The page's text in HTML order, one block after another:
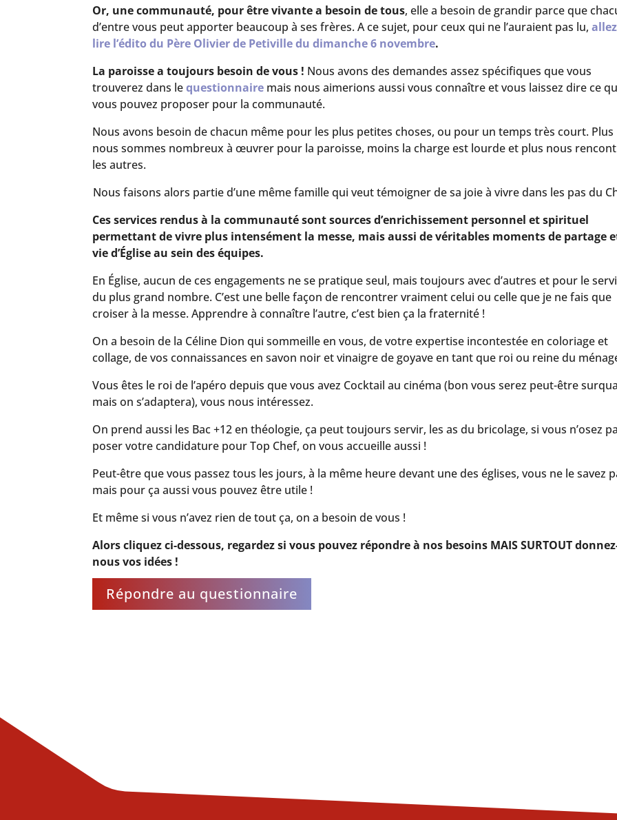
Or, une communauté, pour être vivante a besoin de tous, elle a besoin de grandir parce que
d’entre vous peut apporter beaucoup à ses frères. A ce sujet, pour ceux qui ne l’auraient pas lu,
lire l’édito du Père Olivier de Petiville du dimanche 6 novembre.
La paroisse a toujours besoin de vous ! Nous avons des demandes assez spécifiques que vous
trouverez dans lequestionnaire mais nous aimerions aussi vous connaître et vous laissez dire ce
vous pouvez proposer pour la communauté.
Nous avons besoin de chacun même pour les plus petites choses, ou pour un temps très court. Plus
nous sommes nombreux à œuvrer pour la paroisse, moins la charge est lourde et plus nous
les autres.
Nous faisons alors partie d’une même famille qui veut témoigner de sa joie à vivre dans les pas du
Ces services rendus à la communauté sont sources d’enrichissement personnel et spirituel
permettant de vivre plus intensément la messe, mais aussi de véritables moments de partage
vie d’Église au sein des équipes.
En Église, aucun de ces engagements ne se pratique seul, mais toujours avec d’autres et pour le
du plus grand nombre. C’est une belle façon de rencontrer vraiment celui ou celle que je ne fais que
croiser à la messe. Apprendre à connaître l’autre, c’est bien ça la fraternité !
On a besoin de la Céline Dion qui sommeille en vous, de votre expertise incontestée en coloriage et
collage, de vos connaissances en savon noir et vinaigre de goyave en tant que roi ou reine du
Vous êtes le roi de l’apéro depuis que vous avez Cocktail au cinéma (bon vous serez peut-être
mais on s’adaptera), vous nous intéressez.
On prend aussi les Bac +12 en théologie, ça peut toujours servir, les as du bricolage, si vous n’osez
poser votre candidature pour Top Chef, on vous accueille aussi !
Peut-être que vous passez tous les jours, à la même heure devant une des églises, vous ne le savez
mais pour ça aussi vous pouvez être utile !
Et même si vous n’avez rien de tout ça, on a besoin de vous !
Alors cliquez ci-dessous, regardez si vous pouvez répondre à nos besoins MAIS SURTOUT
nous vos idées !
Répondre au questionnaire